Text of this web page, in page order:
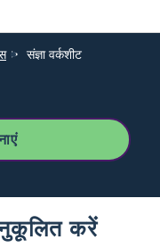
संज्ञा वर्कशीट
करें